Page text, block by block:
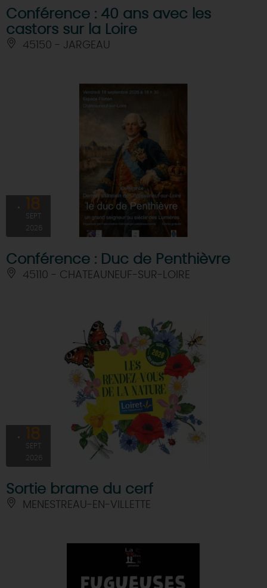
Conférence : 40 ans avec les
castors sur la Loire
45150 - JARGEAU
18
SEPT
2026
Conférence : Duc de Penthièvre
45110 - CHATEAUNEUF-SUR-LOIRE
18
SEPT
2026
Sortie brame du cerf
MENESTREAU-EN-VILLETTE